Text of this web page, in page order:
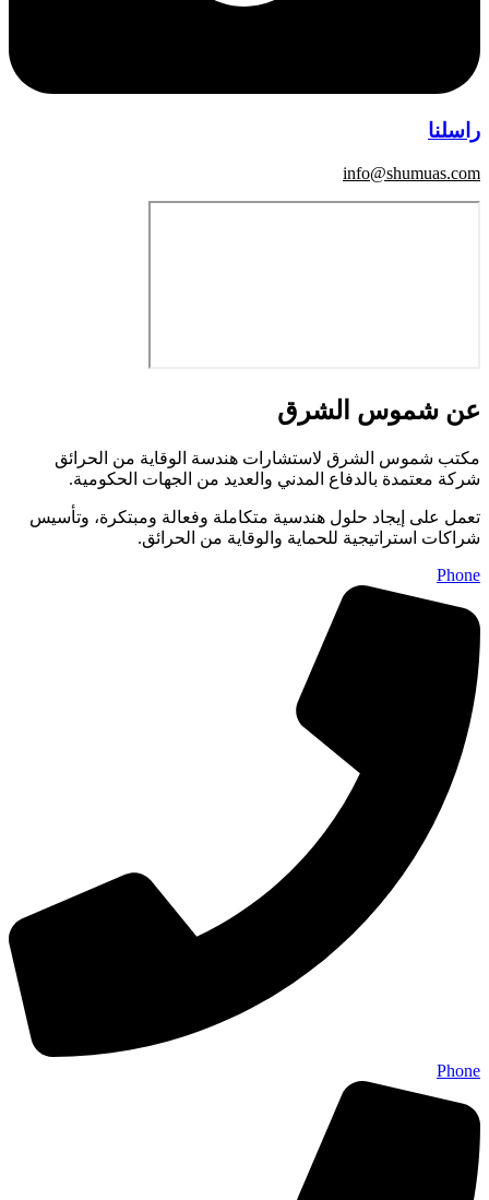
راسلنا
info@shumuas.com
عن شموس الشرق
مكتب شموس الشرق لاستشارات هندسة الوقاية من الحرائق
شركة معتمدة بالدفاع المدني والعديد من الجهات الحكومية.
تعمل على إيجاد حلول هندسية متكاملة وفعالة ومبتكرة، وتأسيس
شراكات استراتيجية للحماية والوقاية من الحرائق.
Phone
Phone